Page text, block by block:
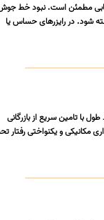
مطمئن است. نبود خط
شود. در رایزرهای حساس یا
با تامین سریع از بازرگانی
مکانیکی و یکنواختی رفتار